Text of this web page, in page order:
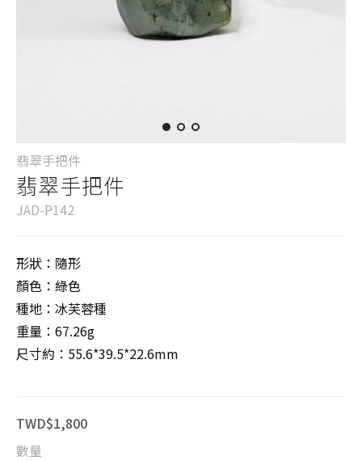
翡翠手把件
翡翠手把件
JAD-P142
形狀：隨形
顏色：綠色
種地：冰芙蓉種
重量：67.26g
尺寸約：55.6*39.5*22.6mm
TWD$1,800
數量